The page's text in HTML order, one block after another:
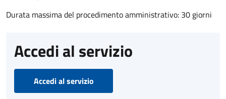
Durata massima del procedimento amministrativo: 30 giorni
Accedi al servizio
Accedi al servizio